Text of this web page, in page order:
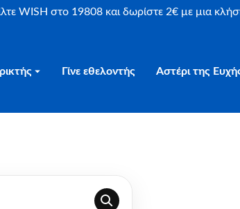
WISH στο 19808 και δωρίστε 2€ με μια
Γίνε εθελοντής Αστέρι της